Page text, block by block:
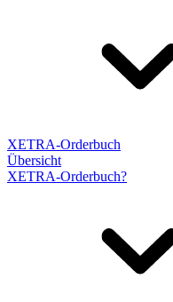
XETRA-Orderbuch
Übersicht
XETRA-Orderbuch?